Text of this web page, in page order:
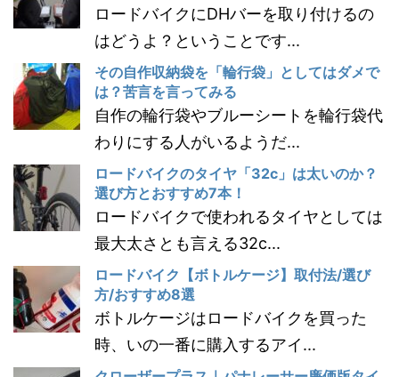
ロードバイクにDHバーを取り付けるの
はどうよ？ということです...
その自作収納袋を「輪行袋」としてはダメで
は？苦言を言ってみる
自作の輪行袋やブルーシートを輪行袋代
わりにする人がいるようだ...
ロードバイクのタイヤ「32c」は太いのか？
選び方とおすすめ7本！
ロードバイクで使われるタイヤとしては
最大太さとも言える32c...
ロードバイク【ボトルケージ】取付法/選び
方/おすすめ8選
ボトルケージはロードバイクを買った
時、いの一番に購入するアイ...